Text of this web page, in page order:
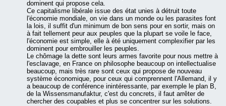
dominent qui propose cela.
Ce capitalisme libérale issue des état unies à détruit toute
l'économie mondiale, on vie dans un monde ou les parasites font
la lois, il suffit d'un minimum de bon sens pour en sortir, mais on
à fait tellement peur aux peuples que la plupart se voile le face,
l'économie est simple, elle à été uniquement complexifier par les
dominent pour embrouiller les peuples.
Le chômage la dette sont leurs armes favorite pour nous mettre à
l'esclavage, en France on philosophe beaucoup on intellectualise
beaucoup, mais très rare sont ceux qui propose de nouveau
système économique, pour ceux qui comprennent l'Allemand, il y
a beaucoup de conférence inintéressante, par exemple le plan B,
de la Wissensmanufaktur, c'est du concrets, il faut arrêter de
chercher des coupables et plus se concentrer sur les solutions.